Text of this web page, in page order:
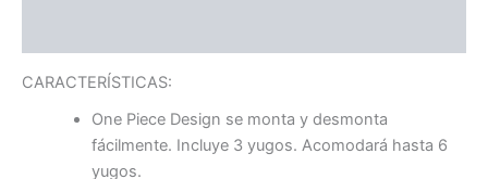
CARACTERÍSTICAS:
One Piece Design se monta y desmonta
fácilmente. Incluye 3 yugos. Acomodará hasta 6
yugos.